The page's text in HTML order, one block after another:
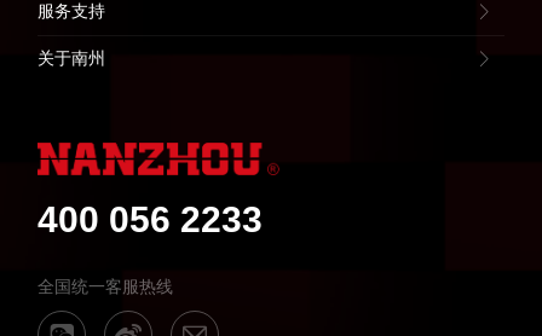
服务支持
关于南州
400 056 2233
全国统一客服热线